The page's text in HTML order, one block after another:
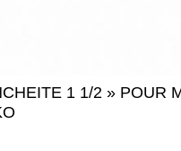
1 1/2 » POUR